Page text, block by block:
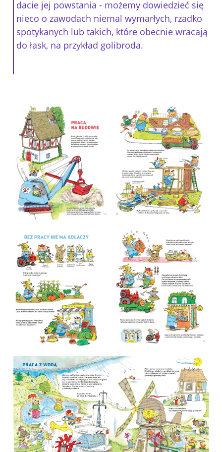
dacie jej powstania - możemy dowiedzieć się
nieco o zawodach niemal wymarłych, rzadko
spotykanych lub takich, które obecnie wracają
do łask, na przykład golibroda.